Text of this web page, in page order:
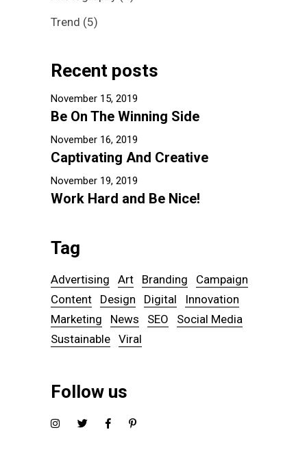
Trend (5)
Recent posts
November 15, 2019
Be On The Winning Side
November 16, 2019
Captivating And Creative
November 19, 2019
Work Hard and Be Nice!
Tag
Advertising Art Branding
Campaign
Content
Design Digital
Innovation
Marketing
News SEO
Social Media
Sustainable Viral
Follow us